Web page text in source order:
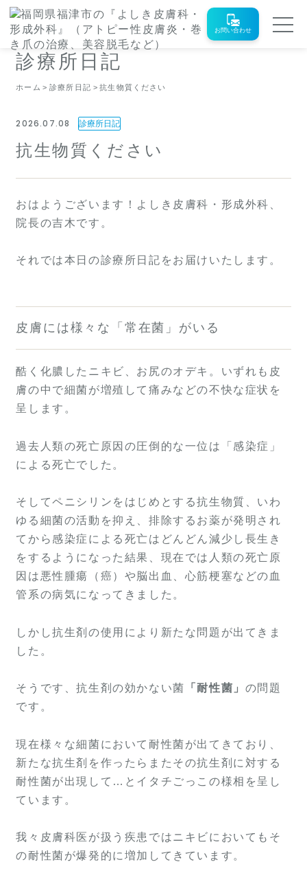
お問い合わせ
診療所日記
ホーム 診療所日記 抗生物質ください
2026.07.08 診療所日記
抗生物質ください
おはようございます！よしき皮膚科・形成外科、
院長の吉木です。
それでは本日の診療所日記をお届けいたします。
皮膚には様々な「常在菌」がいる
酷く化膿したニキビ、お尻のオデキ。いずれも皮
膚の中で細菌が増殖して痛みなどの不快な症状を
呈します。
過去人類の死亡原因の圧倒的な一位は「感染症」
による死亡でした。
そしてペニシリンをはじめとする抗生物質、いわ
ゆる細菌の活動を抑え、排除するお薬が発明され
てから感染症による死亡はどんどん減少し長生き
をするようになった結果、現在では人類の死亡原
因は悪性腫瘍（癌）や脳出血、心筋梗塞などの血
管系の病気になってきました。
しかし抗生剤の使用により新たな問題が出てきま
した。
そうです、抗生剤の効かない菌 「耐性菌」 の問題
です。
現在様々な細菌において耐性菌が出てきており、
新たな抗生剤を作ったらまたその抗生剤に対する
耐性菌が出現して…とイタチごっこの様相を呈し
ています。
我々皮膚科医が扱う疾患ではニキビにおいてもそ
の耐性菌が爆発的に増加してきています。